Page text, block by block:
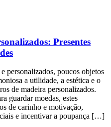
Presentes
personalizados, poucos objetos
a utilidade, a estética e o
de madeira personalizados.
guardar moedas, estes
de carinho e motivação,
e incentivar a poupança […]